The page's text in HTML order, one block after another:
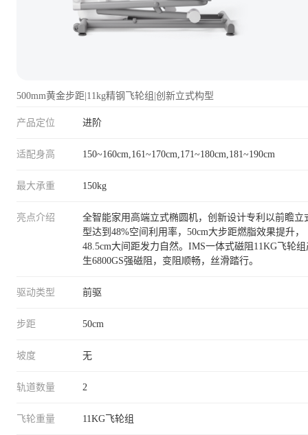
500mm黄金步距|11kg精钢飞轮组|创新立式构型
产品定位 进阶
适配身高 150~160cm,161~170cm,171~180cm,181~190cm
最大承重 150kg
亮点介绍
全智能家用高端立式椭圆机，创新设计专利以前瞻立
型达到48%空间利用率，50cm大步距燃脂效果提升，
48.5cm大间距发力自然。IMS一体式磁阻11KG飞轮组
生6800GS强磁阻，变阻顺畅，丝滑踏行。
驱动类型 前驱
步距 50cm
坡度 无
轨道数量 2
飞轮重量 11KG飞轮组